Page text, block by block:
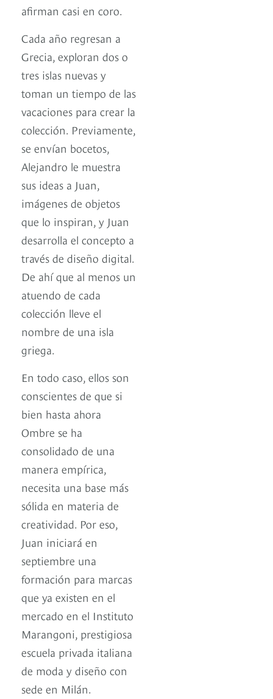
afirman casi en coro.
Cada año regresan a
Grecia, exploran dos o
tres islas nuevas y
toman un tiempo de las
vacaciones para crear la
colección. Previamente,
se envían bocetos,
Alejandro le muestra
sus ideas a Juan,
imágenes de objetos
que lo inspiran, y Juan
desarrolla el concepto a
través de diseño digital.
De ahí que al menos un
atuendo de cada
colección lleve el
nombre de una isla
griega.
En todo caso, ellos son
conscientes de que si
bien hasta ahora
Ombre se ha
consolidado de una
manera empírica,
necesita una base más
sólida en materia de
creatividad. Por eso,
Juan iniciará en
septiembre una
formación para marcas
que ya existen en el
mercado en el Instituto
Marangoni, prestigiosa
escuela privada italiana
de moda y diseño con
sede en Milán.